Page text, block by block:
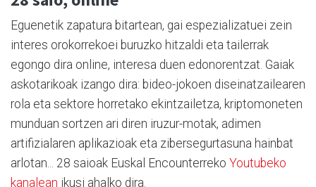
Eguenetik zapatura bitartean, gai espezializatuei zein
interes orokorrekoei buruzko hitzaldi eta tailerrak
egongo dira online, interesa duen edonorentzat. Gaiak
askotarikoak izango dira: bideo-jokoen diseinatzailearen
rola eta sektore horretako ekintzailetza, kriptomoneten
munduan sortzen ari diren iruzur-motak, adimen
artifizialaren aplikazioak eta zibersegurtasuna hainbat
arlotan... 28 saioak Euskal Encounterreko Youtubeko
kanalean ikusi ahalko dira.